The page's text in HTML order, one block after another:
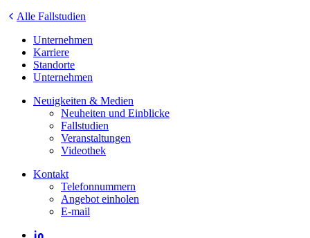
Alle Fallstudien
Unternehmen
Karriere
Standorte
Unternehmen
Neuigkeiten & Medien
Neuheiten und Einblicke
Fallstudien
Veranstaltungen
Videothek
Kontakt
Telefonnummern
Angebot einholen
E-mail